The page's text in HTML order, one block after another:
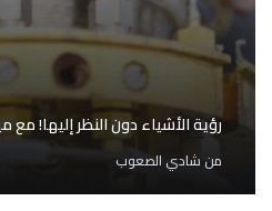
رؤية الأشياء دون النظر إليها!
من شادي الصعوب